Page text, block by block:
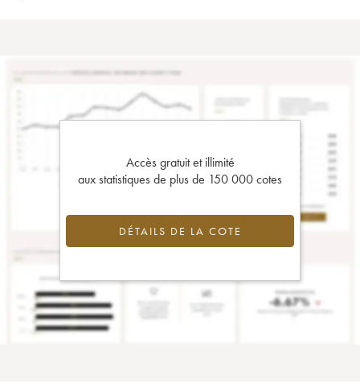
Accès gratuit et illimité
aux statistiques de plus de 150 000 cotes
DÉTAILS DE LA COTE